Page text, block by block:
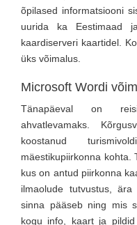
õpilased informatsiooni
uurida ka Eestimaad
kaardiserveri kaartidel.
üks võimalus.
Microsoft Wordi
Tänapäeval on
ahvatlevamaks.
koostanud
mäestikupiirkonna kohta.
kus on antud piirkonna
ilmaolude tutvustus,
sinna pääseb ning mis
kogu info, kaart ja